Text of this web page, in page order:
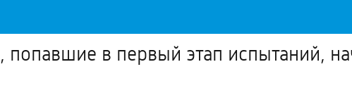
в первый этап испытаний,